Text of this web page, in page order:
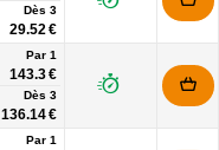
Dès 3
29.52 €
Par 1
143.3 €
Dès 3
136.14 €
Par 1